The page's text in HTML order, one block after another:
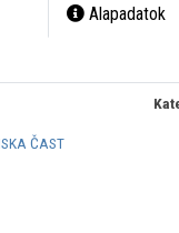
Alapadatok
ČAST